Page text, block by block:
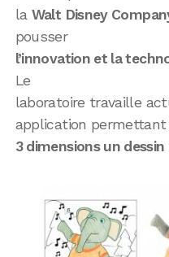
la Walt Disney
pousser
l’innovation et la
Le
laboratoire travaille
application
3 dimensions un